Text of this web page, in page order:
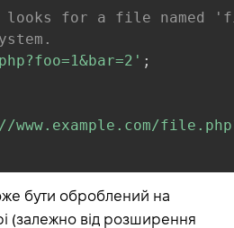
for a file named
;
бути оброблений на
(залежно від розширення